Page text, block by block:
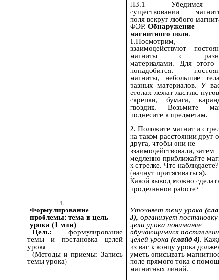
ПЗ.1
существовании
поля вокруг любого
ФЭР. Обнаружение
магнитного поля
1.Посмотрим,
взаимодействуют
магниты с
материалами. Для этого
понадобится:
магниты, небольшие
разных материалов. У
столах лежат ластик,
скрепки, бумага,
гвоздик. Возьмите
поднесите к предметам.
2. Положите магнит и
на таком расстоянии друг
друга, чтобы они не
взаимодействовали, затем
медленно приближайте
к стрелке. Что наблюдаете?
(начнут притягиваться).
Какой вывод можно
проделанной работе?
Формулирование
проблемы: тема и цель
урока (1 мин)
Цель: формулирование
темы и постановка целей
урока
(Методы и приемы: Запись
темы урока)
Уточняет тему урока
3), организует постановку
цели урока понимание
обучающимися
целей урока (слайд 4).
из вас к концу урока
уметь описывать
поле прямого тока с
магнитных линий.